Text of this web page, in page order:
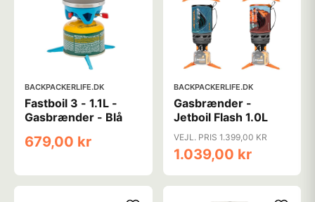
BACKPACKERLIFE.DK
Fastboil 3 - 1.1L -
Gasbrænder - Blå
679,00 kr
BACKPACKERLIFE.DK
Gasbrænder -
Jetboil Flash 1.0L
VEJL. PRIS 1.399,00 KR
1.039,00 kr